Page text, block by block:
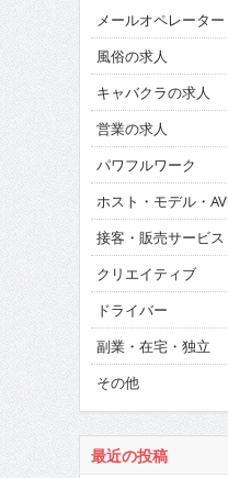
メールオペレーター
風俗の求人
キャバクラの求人
営業の求人
パワフルワーク
ホスト・モデル・AV
接客・販売サービス
クリエイティブ
ドライバー
副業・在宅・独立
その他
最近の投稿